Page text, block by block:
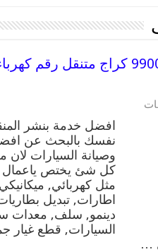
افضل خدمة بنشر المنقف 99009551 كراج
المنقف
99009551
افضل خدمة بنشر
نفسك بالبحث عن
وصيانة السيارات لان
كل شئ يختص ياعمال
مثل كهربائي,
اطارات, تبديل
دينمو, سلف, معدات
السيارات, قطع غيار
…